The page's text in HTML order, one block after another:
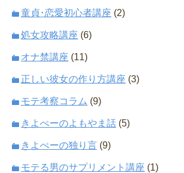
童貞･恋愛初心者講座 (2)
処女攻略講座 (6)
オナ禁講座 (11)
正しい彼女の作り方講座 (3)
モテ考察コラム (9)
きよぺーのよもやま話 (5)
きよぺーの独り言 (9)
モテる男のサプリメント講座 (1)